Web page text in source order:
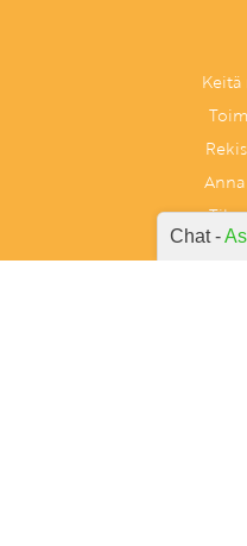
Keitä
Chat -